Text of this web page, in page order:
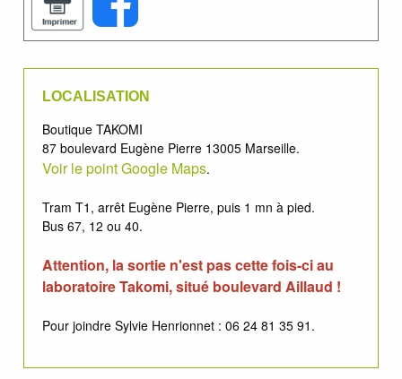
LOCALISATION
Boutique TAKOMI
87 boulevard Eugène Pierre 13005 Marseille.
Voir le point Google Maps.
Tram T1, arrêt Eugène Pierre, puis 1 mn à pied.
Bus 67, 12 ou 40.
Attention, la sortie n'est pas cette fois-ci au
laboratoire Takomi, situé boulevard Aillaud !
Pour joindre Sylvie Henrionnet : 06 24 81 35 91.